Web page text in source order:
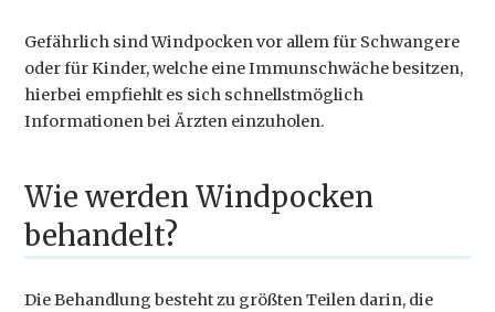
Gefährlich sind Windpocken vor allem für Schwangere
oder für Kinder, welche eine Immunschwäche besitzen,
hierbei empfiehlt es sich schnellstmöglich
Informationen bei Ärzten einzuholen.
Wie werden Windpocken
behandelt?
Die Behandlung besteht zu größten Teilen darin, die